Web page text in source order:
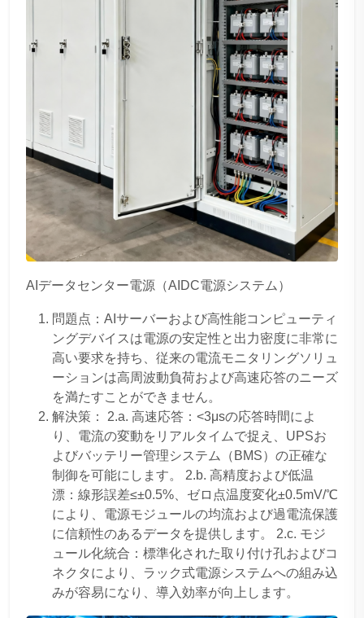
AIデータセンター電源（AIDC電源システム）
問題点：AIサーバーおよび高性能コンピューティ
ングデバイスは電源の安定性と出力密度に非常に
高い要求を持ち、従来の電流モニタリングソリュ
ーションは高周波動負荷および高速応答のニーズ
を満たすことができません。
解決策： 2.a. 高速応答：<3μsの応答時間によ
り、電流の変動をリアルタイムで捉え、UPSお
よびバッテリー管理システム（BMS）の正確な
制御を可能にします。 2.b. 高精度および低温
漂：線形誤差≤±0.5%、ゼロ点温度変化±0.5mV/℃
により、電源モジュールの均流および過電流保護
に信頼性のあるデータを提供します。 2.c. モジ
ュール化統合：標準化された取り付け孔およびコ
ネクタにより、ラック式電源システムへの組み込
みが容易になり、導入効率が向上します。